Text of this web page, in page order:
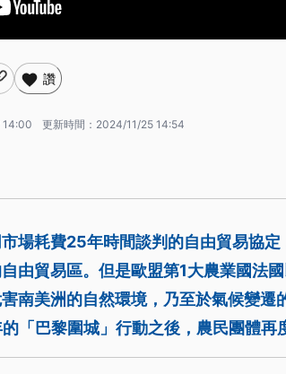
讚
14:00 更新時間： 2024/11/25 14:54
場耗費25年時間談判的自由貿易協
由貿易區。但是歐盟第1大農業國法
南美洲的自然環境，乃至於氣候變遷
「巴黎圍城」行動之後，農民團體再